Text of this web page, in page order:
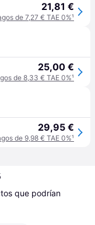
21,81 €
de 7,27 € TAE 0%¹
25,00 €
de 8,33 € TAE 0%¹
29,95 €
de 9,98 € TAE 0%¹
que podrían